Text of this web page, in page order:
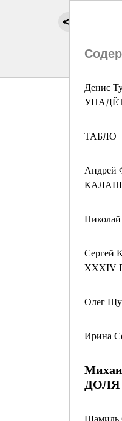
Денис
ТАБЛО
Сергей
XXXIV
Олег
Ирина
ДОЛЯ
Шамиль